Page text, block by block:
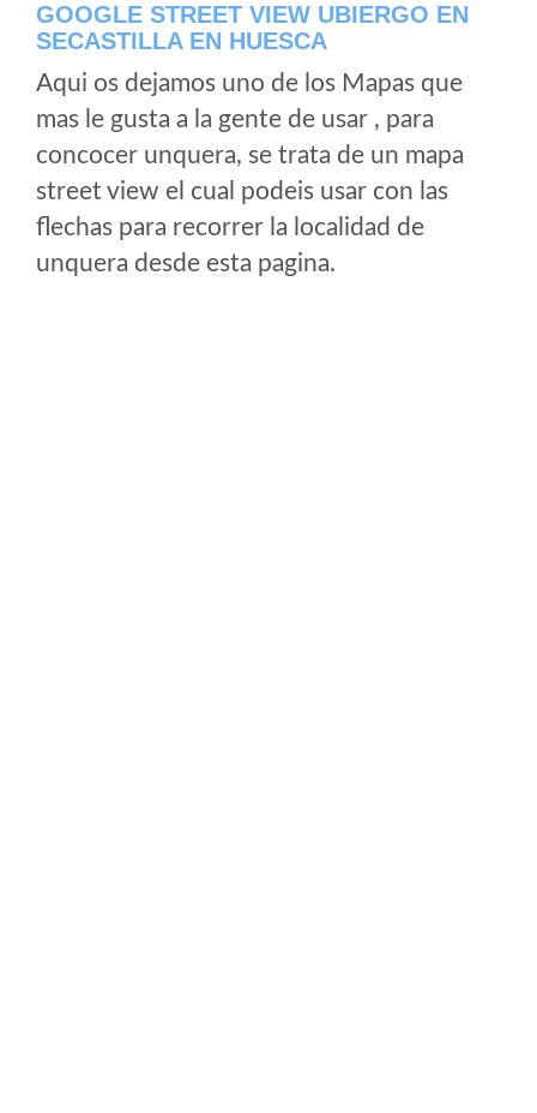
GOOGLE STREET VIEW UBIERGO EN
SECASTILLA EN HUESCA
Aqui os dejamos uno de los Mapas que
mas le gusta a la gente de usar , para
concocer unquera, se trata de un mapa
street view el cual podeis usar con las
flechas para recorrer la localidad de
unquera desde esta pagina.